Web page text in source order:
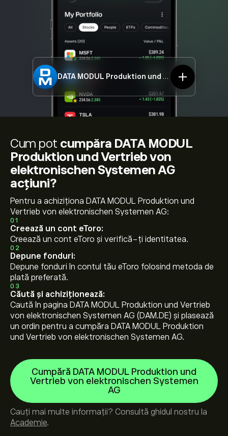
DATA MODUL Produktion und Vertrieb von elektronischen Systemen AG
Cum pot cumpăra DATA MODUL
Produktion und Vertrieb von
elektronischen Systemen AG
acțiuni?
Pentru a achiziționa DATA MODUL Produktion und
Vertrieb von elektronischen Systemen AG:
01
Creează un cont eToro:
Creează un cont eToro și verifică-ți identitatea.
02
Depune fonduri:
Depune fonduri în contul tău eToro folosind metoda de
plată preferată.
03
Căută și achiziționează:
Caută în pagina DATA MODUL Produktion und Vertrieb
von elektronischen Systemen AG (DAM.DE) și plasează
un ordin pentru a cumpăra DATA MODUL Produktion
und Vertrieb von elektronischen Systemen AG.
Cumpără DATA MODUL Produktion und
Vertrieb von elektronischen Systemen
AG
Cauți mai multe informații? Consultă ghidul nostru la
Academie.